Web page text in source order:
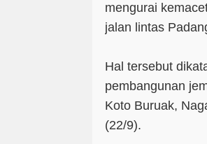
mengurai
jalan lintas
Hal tersebut
pembangunan
Koto Buruak,
(22/9).